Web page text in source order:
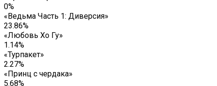
0%
«Ведьма Часть 1: Диверсия»
23.86%
«Любовь Хо Гу»
1.14%
«Турпакет»
2.27%
«Принц с чердака»
5.68%